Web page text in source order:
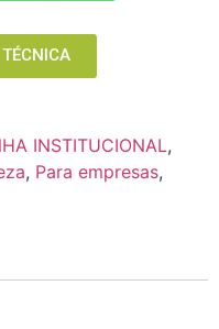
INSTITUCIONAL,
, Para empresas,